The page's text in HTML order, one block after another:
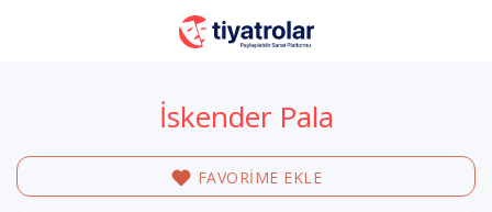
İskender Pala
FAVORİME EKLE